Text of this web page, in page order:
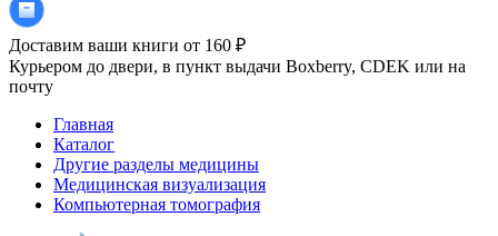
Доставим ваши книги от 160 ₽
Курьером до двери, в пункт выдачи Boxberry, CDEK или на
почту
Главная
Каталог
Другие разделы медицины
Медицинская визуализация
Компьютерная томография